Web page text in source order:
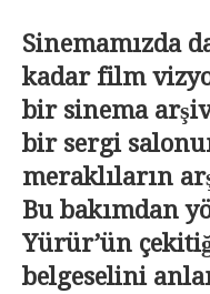
Sinemamızda
kadar film
bir sinema
bir sergi
meraklıların
Bu bakımdan
Yürür’ün
belgeselini